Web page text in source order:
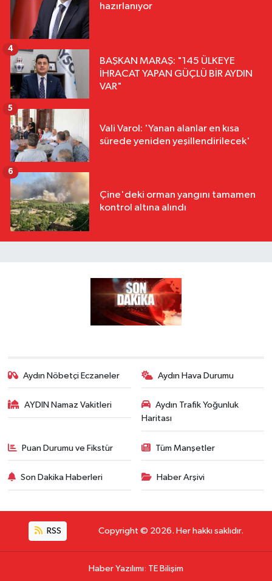
hazırlanıyor
BAŞKAN MARAŞ: "145 ÜLKEYE
İHRACAT YAPAN GÜÇLÜ BİR AYDIN
VAR"
4
Vali Varol: 'Yanan alanlar en kısa
sürede yeniden yeşillendirilecek'
5
Çine'deki orman yangını tamamen
kontrol altına alındı
6
Aydın Nöbetçi Eczaneler Aydın Hava Durumu
AYDIN Namaz Vakitleri
Aydın Trafik Yoğunluk
Haritası
Puan Durumu ve Fikstür Tüm Manşetler
Son Dakika Haberleri Haber Arşivi
RSS Copyright © 2026. Her hakkı saklıdır.
Haber Yazılımı: TE Bilişim